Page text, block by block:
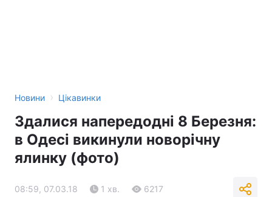
Новини › Цікавинки
Здалися напередодні 8 Березня:
в Одесі викинули новорічну
ялинку (фото)
08:59, 07.03.18 1 хв. 6217